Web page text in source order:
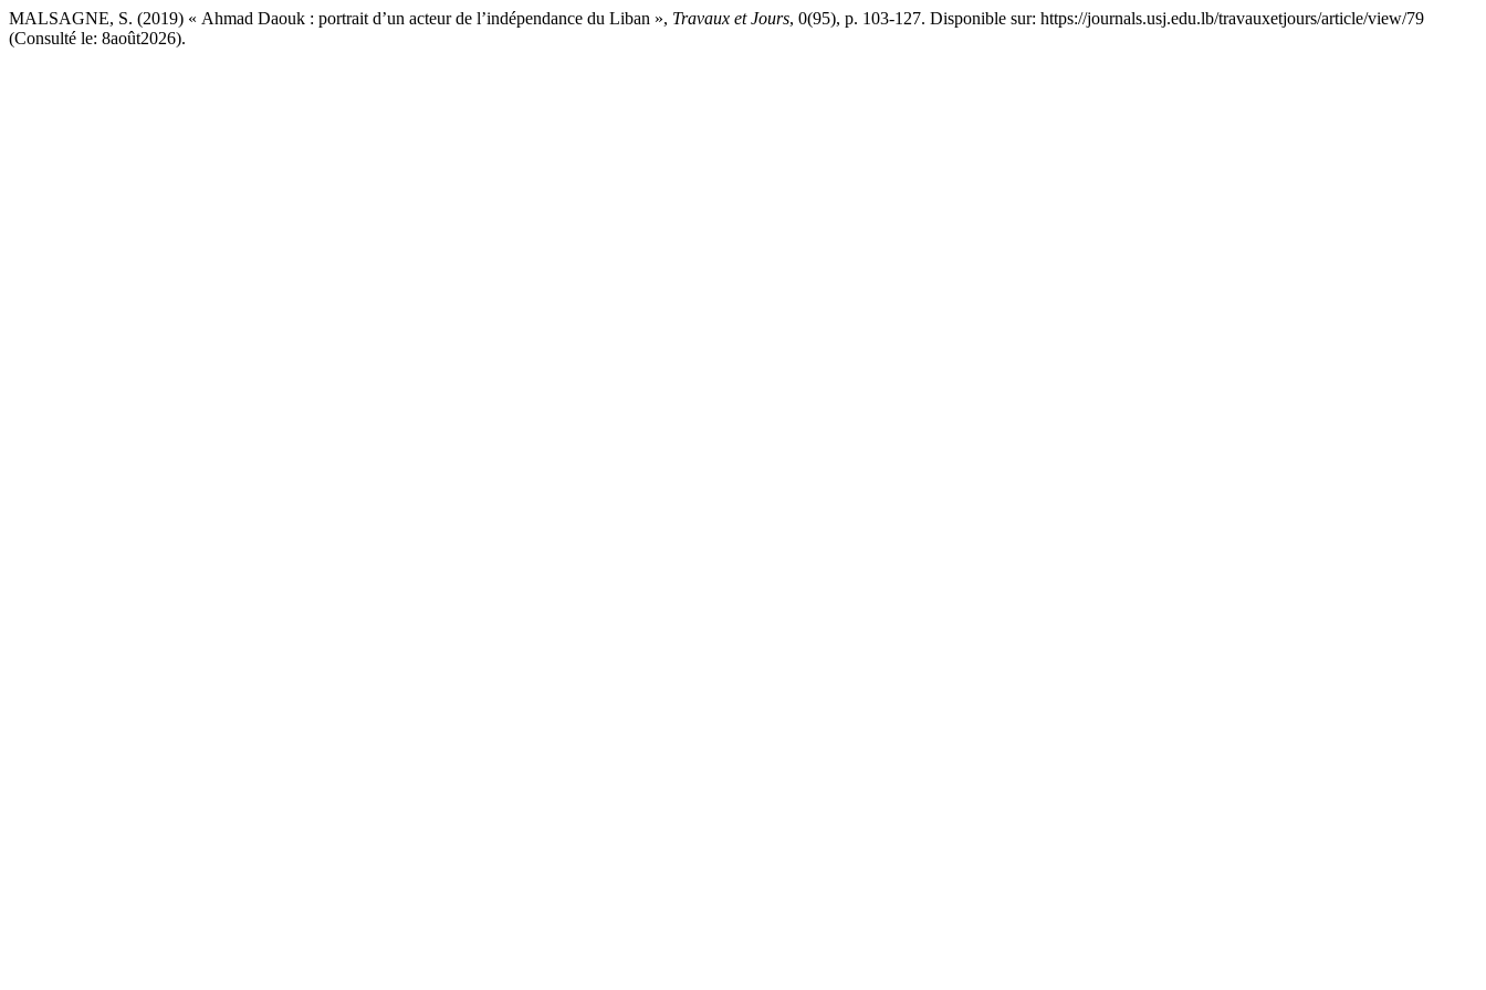
MALSAGNE, S. (2019) « Ahmad Daouk : portrait d’un acteur de l’indépendance du Liban », Travaux et Jours, 0(95), p. 103-127. Disponible sur: https://journals.usj.edu.lb/travauxetjours/article/view/79
(Consulté le: 8août2026).